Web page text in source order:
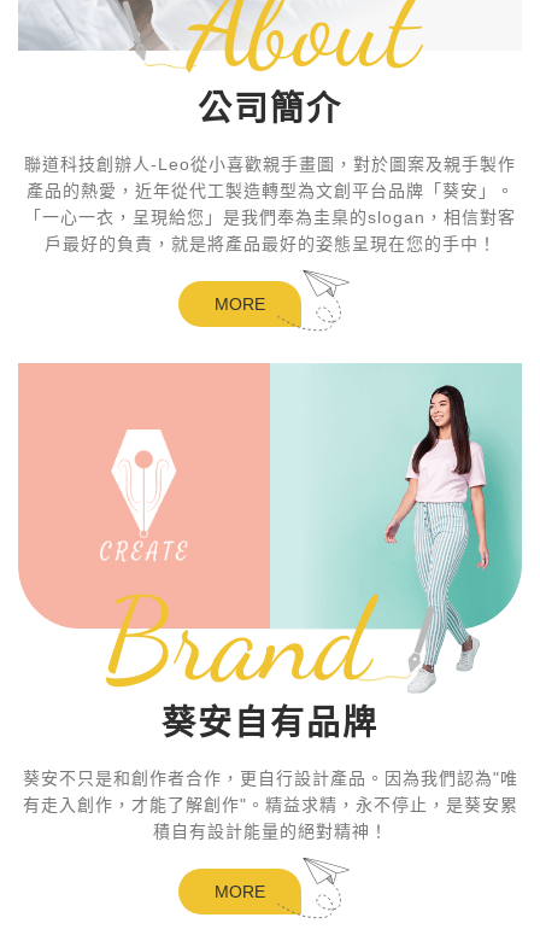
公司簡介
聯道科技創辦人-Leo從小喜歡親手畫圖，對於圖案及親手製作
產品的熱愛，近年從代工製造轉型為文創平台品牌「葵安」。
「一心一衣，呈現給您」是我們奉為圭臬的slogan，相信對客
戶最好的負責，就是將產品最好的姿態呈現在您的手中！
MORE
Brand
葵安自有品牌
葵安不只是和創作者合作，更自行設計產品。因為我們認為"唯
有走入創作，才能了解創作"。精益求精，永不停止，是葵安累
積自有設計能量的絕對精神！
MORE